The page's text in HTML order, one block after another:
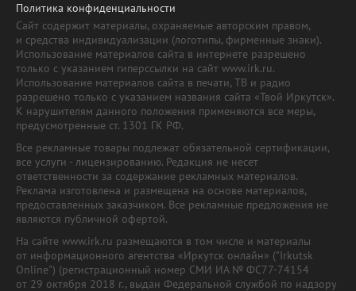
Политика конфиденциальности
Сайт содержит материалы, охраняемые авторским правом,
и средства индивидуализации (логотипы, фирменные знаки).
Использование материалов сайта в интернете разрешено
только с указанием гиперссылки на сайт www.irk.ru.
Использование материалов сайта в печати, ТВ и радио
разрешено только с указанием названия сайта «Твой Иркутск».
К нарушителям данного положения применяются все меры,
предусмотренные ст. 1301 ГК РФ.
Все рекламные товары подлежат обязательной сертификации,
все услуги - лицензированию. Редакция не несет
ответственности за содержание рекламных материалов.
Реклама изготовлена и размещена на основе материалов,
предоставленных заказчиком. Все рекламные предложения не
являются публичной офертой.
На сайте www.irk.ru размещаются в том числе и материалы
от информационного агентства «Иркутск онлайн» ("Irkutsk
Online") (регистрационный номер СМИ ИА № ФС77-74154
от 29 октября 2018 г., выдан Федеральной службой по надзору